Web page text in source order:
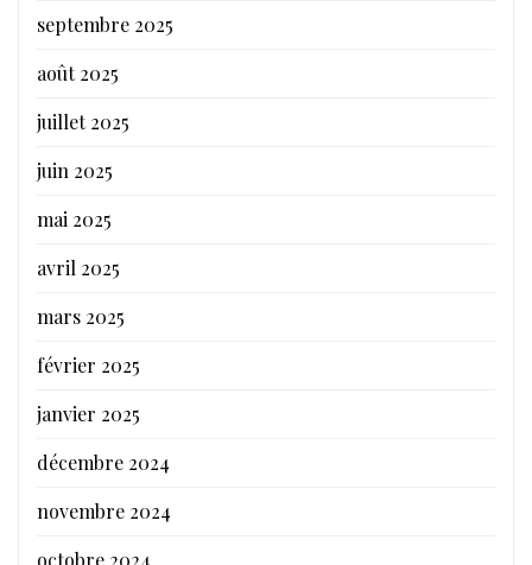
septembre 2025
août 2025
juillet 2025
juin 2025
mai 2025
avril 2025
mars 2025
février 2025
janvier 2025
décembre 2024
novembre 2024
octobre 2024